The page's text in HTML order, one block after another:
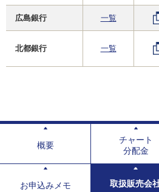
広島銀行 一覧
北都銀行 一覧
概要
チャート
分配金
お申込みメモ 取扱販売会